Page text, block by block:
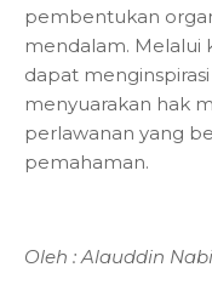
pembentukan
mendalam. Melalui
dapat
menyuarakan hak
perlawanan yang
pemahaman.
Oleh : Alauddin